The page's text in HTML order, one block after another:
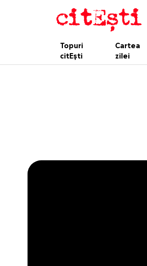
Topuri
citEști
Cartea
zilei
This
is
a